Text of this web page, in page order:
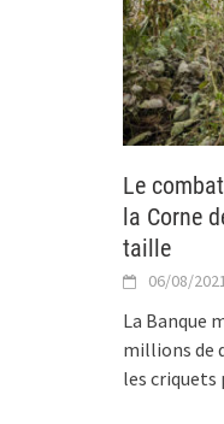
Le
la Corne
taille
06/08/
La Banque
millions de
les criquets